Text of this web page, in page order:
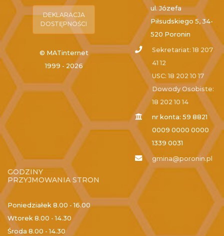
DEKLARACJA
DOSTĘPNOŚCI
© MATinternet
1999 - 2026
ul. Józefa
Piłsudskiego 5, 34-
520 Poronin
Sekretariat: 18 207
41 12
USC: 18 202 10 17
Dowody Osobiste:
18 202 10 14
nr konta: 59 8821
0009 0000 0000
1339 0031
gmina@poronin.pl
GODZINY
PRZYJMOWANIA STRON
Poniedziałek 8.00 - 16.00
Wtorek 8.00 - 14.30
Środa 8.00 - 14.30